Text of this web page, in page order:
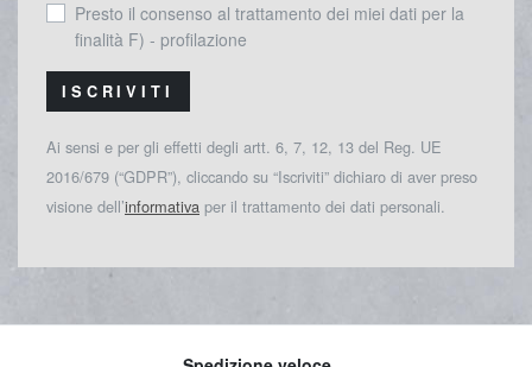
Presto il consenso al trattamento dei miei dati per la
finalità F) - profilazione
ISCRIVITI
Ai sensi e per gli effetti degli artt. 6, 7, 12, 13 del Reg. UE
2016/679 (“GDPR”), cliccando su “Iscriviti” dichiaro di aver preso
visione dell’informativa per il trattamento dei dati personali.